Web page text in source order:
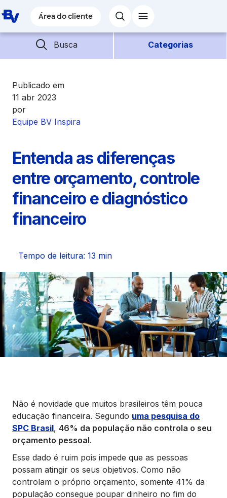
Pular para o Conteúdo principal
Área do cliente
Área do cliente
Busca Categorias
Barra de busca
Descubra mais conteúdos
Empréstimos
Financiamentos
Futuro
Parceiros BV
Vida Financeira
Canais Digitais
Publicado em
11 abr 2023
por
Equipe BV Inspira
Entenda as diferenças
entre orçamento, controle
financeiro e diagnóstico
financeiro
Tempo de leitura: 13 min
Não é novidade que muitos brasileiros têm pouca
educação financeira. Segundo uma pesquisa do
SPC Brasil, 46% da população não controla o seu
orçamento pessoal.
Esse dado é ruim pois impede que as pessoas
possam atingir os seus objetivos. Como não
controlam o próprio orçamento, somente 41% da
população consegue poupar dinheiro no fim do